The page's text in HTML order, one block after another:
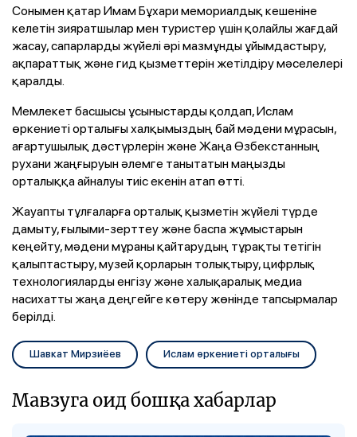
Сонымен қатар Имам Бұхари мемориалдық кешеніне
келетін зияратшылар мен туристер үшін қолайлы жағдай
жасау, сапарларды жүйелі әрі мазмұнды ұйымдастыру,
ақпараттық және гид қызметтерін жетілдіру мәселелері
қаралды.
Мемлекет басшысы ұсыныстарды қолдап, Ислам
өркениеті орталығы халқымыздың бай мәдени мұрасын,
ағартушылық дәстүрлерін және Жаңа Өзбекстанның
рухани жаңғыруын әлемге танытатын маңызды
орталыққа айналуы тиіс екенін атап өтті.
Жауапты тұлғаларға орталық қызметін жүйелі түрде
дамыту, ғылыми-зерттеу және баспа жұмыстарын
кеңейту, мәдени мұраны қайтарудың тұрақты тетігін
қалыптастыру, музей қорларын толықтыру, цифрлық
технологияларды енгізу және халықаралық медиа
насихатты жаңа деңгейге көтеру жөнінде тапсырмалар
берілді.
Шавкат Мирзиёев Ислам өркениеті орталығы
Мавзуга оид бошқа хабарлар